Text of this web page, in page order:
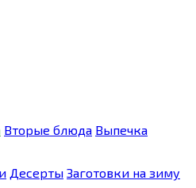
Вторые блюда Выпечка
Десерты Заготовки на зиму